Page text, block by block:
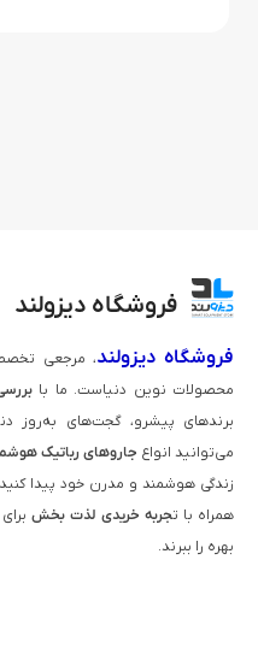
فروشگاه دیزولند
فروشگاه دیزولند، مرجعی
محصولات نوین دنیاست. ما با
برندهای پیشرو، گجت‌های به‌روز
می‌توانید انواع جاروهای رباتیک
زندگی هوشمند و مدرن خود پیدا
همراه با تجربه خریدی لذت‌ بخش
بهره را ببرند.